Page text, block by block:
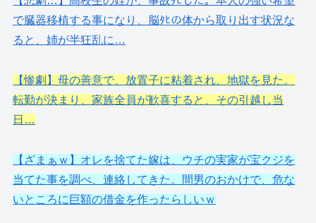
で臓器移植する事になり、脳ﾀﾋの体から取り出す状況な
ると、姉が半狂乱に…
【惨劇】母の善意で、放置子に粘着され、地獄を見た。
転勤が決まり、家族全員が歓喜すると、その引越し当
日…
【ざまぁｗ】オレを捨てた嫁は、ウチの実家が宝クジを
当てた事を調べ、連絡してきた。間男のおかけで、危な
いところに巨額の借金を作ったらしいｗ